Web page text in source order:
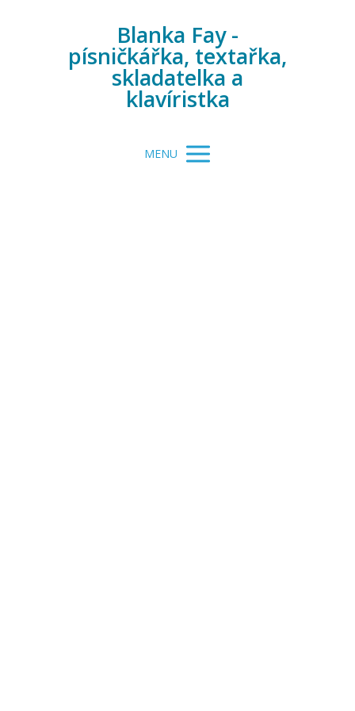
Blanka Fay -
písničkářka, textařka,
skladatelka a
klavíristka
MENU